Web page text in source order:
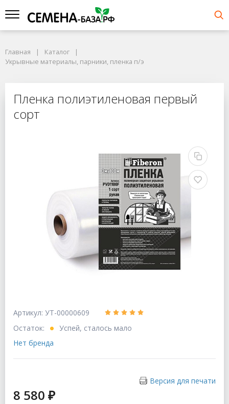
Главная
Каталог
Укрывные материалы, парники, пленка п/э
Пленка полиэтиленовая первый
сорт
Артикул: УТ-00000609
Остаток:
Успей, сталось мало
Нет бренда
Версия для печати
8 580 ₽